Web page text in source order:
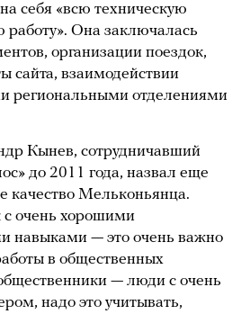
себя «всю техническую
работу». Она заключалась
организации поездок,
сайта, взаимодействии
региональными отделениями
Кынев, сотрудничавший
до 2011 года, назвал еще
качество Мельконьянца.
с очень хорошими
навыками — это очень важно
в общественных
— люди с очень
надо это учитывать,